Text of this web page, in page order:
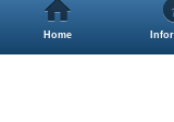
Home